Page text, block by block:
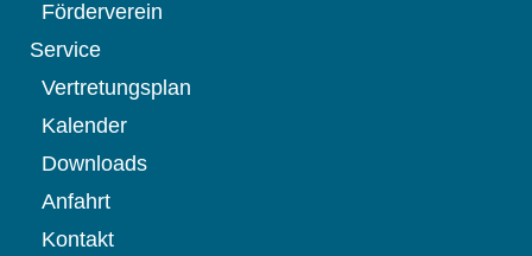
Förderverein
Service
Vertretungsplan
Kalender
Downloads
Anfahrt
Kontakt